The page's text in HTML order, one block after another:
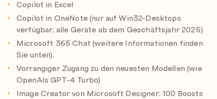
Copilot in Excel
Copilot in OneNote (nur auf Win32-Desktops
verfügbar; alle Geräte ab dem Geschäftsjahr 2025)
Microsoft 365 Chat (weitere Informationen finden
Sie unten).
Vorrangiger Zugang zu den neuesten Modellen (wie
OpenAIs GPT-4 Turbo)
Image Creator von Microsoft Designer: 100 Boosts